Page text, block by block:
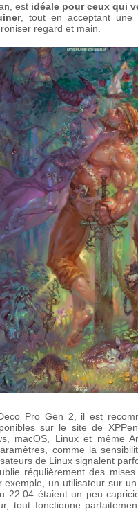
est idéale pour ceux qui
, tout en acceptant une
regard et main.
Pro Gen 2, il est
sur le site de
macOS, Linux et même
comme la
de Linux signalent
régulièrement des
exemple, un utilisateur sur
22.04 étaient un peu
tout fonctionne